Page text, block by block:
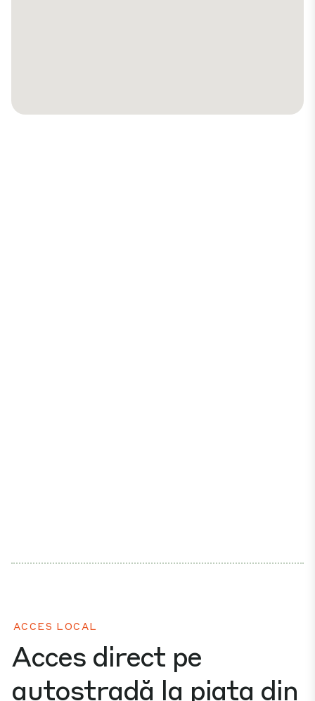
ACCES LOCAL
Acces direct pe
autostradă la piața din